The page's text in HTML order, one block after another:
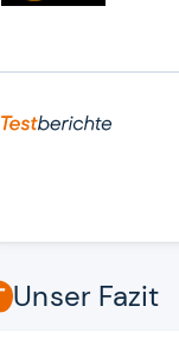
Unser Fazit